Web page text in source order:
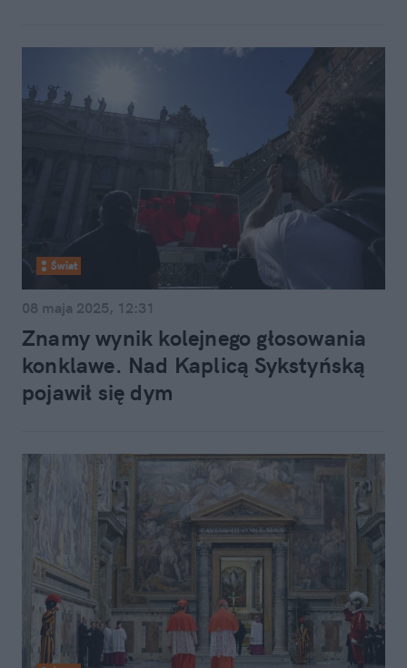
Świat
08 maja 2025, 12:31
Znamy wynik kolejnego głosowania
konklawe. Nad Kaplicą Sykstyńską
pojawił się dym